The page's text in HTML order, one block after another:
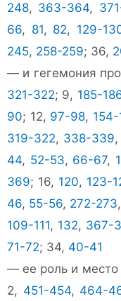
248, 363-364,
66, 81, 82, 129-
245, 258-259; 36,
— и гегемония
321-322; 9, 185-
90; 12, 97-98, 154-
319-322, 338-339,
44, 52-53, 66-67,
369; 16, 120, 123-
46, 55-56, 272-273,
109-111, 132, 367-
71-72; 34, 40-41
— ее роль и
2, 451-454, 464-